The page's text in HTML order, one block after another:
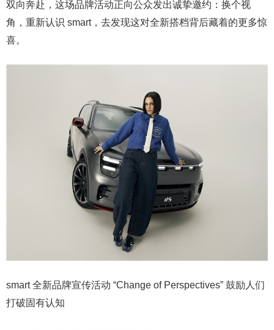
双向奔赴，这场品牌活动正向公众发出诚挚邀约：换个视
角，重新认识 smart，去发现这对全新搭档背后藏着的更多惊
喜。
smart 全新品牌宣传活动 “Change of Perspectives” 鼓励人们
打破固有认知